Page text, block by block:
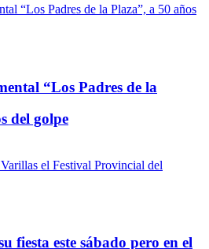
“Los Padres de la
del golpe
fiesta este sábado pero en el